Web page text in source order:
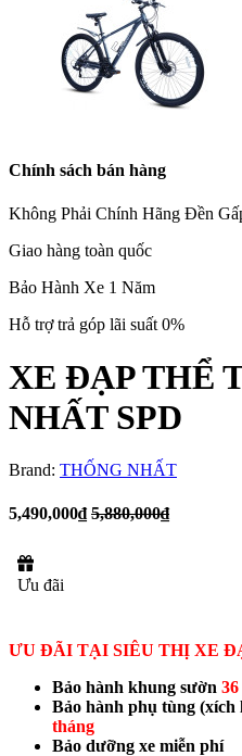
Chính sách bán hàng
Không Phải Chính Hãng Đền
Giao hàng toàn quốc
Bảo Hành Xe 1 Năm
Hỗ trợ trả góp lãi suất 0%
XE ĐẠP THỂ
NHẤT SPD
Brand: THỐNG NHẤT
5,490,000₫ 5,880,000₫
Ưu đãi
ƯU ĐÃI TẠI SIÊU THỊ XE
Bảo hành khung sườn
Bảo hành phụ tùng (xích
tháng
Bảo dưỡng xe miễn phí